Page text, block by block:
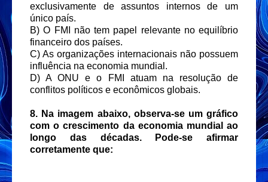
exclusivamente de assuntos internos de um
único país.
B) O FMI não tem papel relevante no equilíbrio
financeiro dos países.
C) As organizações internacionais não possuem
influência na economia mundial.
D) A ONU e o FMI atuam na resolução de
conflitos políticos e econômicos globais.
8. Na imagem abaixo, observa-se um gráfico
com o crescimento da economia mundial ao
longo das décadas. Pode-se afirmar
corretamente que: